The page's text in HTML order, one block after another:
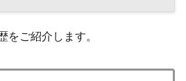
をご紹介します。